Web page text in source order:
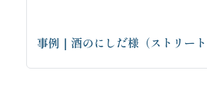
事例｜酒のにしだ様（ストリート